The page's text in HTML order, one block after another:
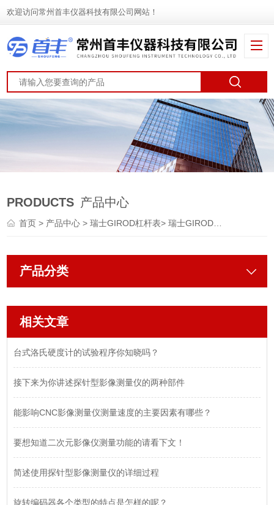
欢迎访问常州首丰仪器科技有限公司网站！
PRODUCTS 产品中心
首页> 产品中心>瑞士GIROD杠杆表>瑞士GIROD杠杆百分表
产品分类
相关文章
台式洛氏硬度计的试验程序你知晓吗？
接下来为你讲述探针型影像测量仪的两种部件
能影响CNC影像测量仪测量速度的主要因素有哪些？
要想知道二次元影像仪测量功能的请看下文！
简述使用探针型影像测量仪的详细过程
旋转编码器各个类型的特点是怎样的呢？